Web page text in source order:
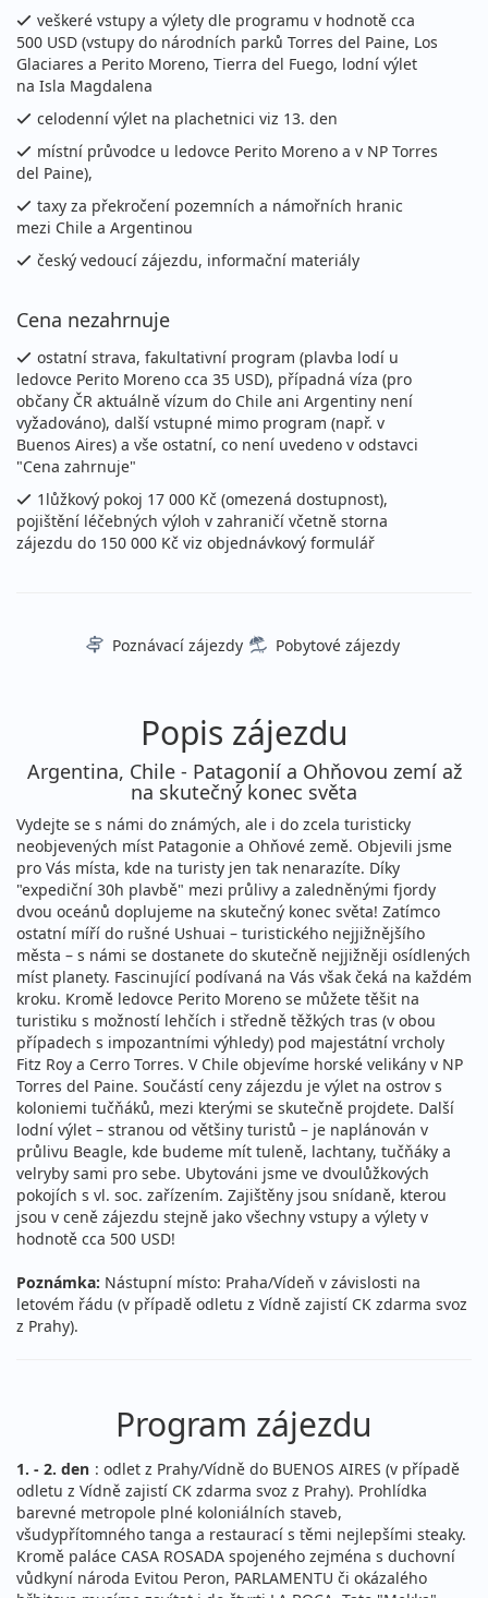
únor 2027
17.02. - 04.03.2027
středa - čtvrtek
letecky
152 000 Kč
veškeré vstupy a výlety dle programu v hodnotě cca
500 USD (vstupy do národních parků Torres del Paine, Los
Glaciares a Perito Moreno, Tierra del Fuego, lodní výlet
na Isla Magdalena
celodenní výlet na plachetnici viz 13. den
místní průvodce u ledovce Perito Moreno a v NP Torres
del Paine),
taxy za překročení pozemních a námořních hranic
mezi Chile a Argentinou
český vedoucí zájezdu, informační materiály
Cena nezahrnuje
ostatní strava, fakultativní program (plavba lodí u
ledovce Perito Moreno cca 35 USD), případná víza (pro
občany ČR aktuálně vízum do Chile ani Argentiny není
vyžadováno), další vstupné mimo program (např. v
Buenos Aires) a vše ostatní, co není uvedeno v odstavci
"Cena zahrnuje"
1lůžkový pokoj 17 000 Kč (omezená dostupnost),
pojištění léčebných výloh v zahraničí včetně storna
zájezdu do 150 000 Kč viz objednávkový formulář
Poznávací zájezdy Pobytové zájezdy
Popis zájezdu
Argentina, Chile - Patagonií a Ohňovou zemí až
na skutečný konec světa
Vydejte se s námi do známých, ale i do zcela turisticky
neobjevených míst Patagonie a Ohňové země. Objevili jsme
pro Vás místa, kde na turisty jen tak nenarazíte. Díky
"expediční 30h plavbě" mezi průlivy a zaledněnými fjordy
dvou oceánů doplujeme na skutečný konec světa! Zatímco
ostatní míří do rušné Ushuai – turistického nejjižnějšího
města – s námi se dostanete do skutečně nejjižněji osídlených
míst planety. Fascinující podívaná na Vás však čeká na každém
kroku. Kromě ledovce Perito Moreno se můžete těšit na
turistiku s možností lehčích i středně těžkých tras (v obou
případech s impozantními výhledy) pod majestátní vrcholy
Fitz Roy a Cerro Torres. V Chile objevíme horské velikány v NP
Torres del Paine. Součástí ceny zájezdu je výlet na ostrov s
koloniemi tučňáků, mezi kterými se skutečně projdete. Další
lodní výlet – stranou od většiny turistů – je naplánován v
průlivu Beagle, kde budeme mít tuleně, lachtany, tučňáky a
velryby sami pro sebe. Ubytováni jsme ve dvoulůžkových
pokojích s vl. soc. zařízením. Zajištěny jsou snídaně, kterou
jsou v ceně zájezdu stejně jako všechny vstupy a výlety v
hodnotě cca 500 USD!
Poznámka: Nástupní místo: Praha/Vídeň v závislosti na
letovém řádu (v případě odletu z Vídně zajistí CK zdarma svoz
z Prahy).
Program zájezdu
1. - 2. den : odlet z Prahy/Vídně do BUENOS AIRES (v případě
odletu z Vídně zajistí CK zdarma svoz z Prahy). Prohlídka
barevné metropole plné koloniálních staveb,
všudypřítomného tanga a restaurací s těmi nejlepšími steaky.
Kromě paláce CASA ROSADA spojeného zejména s duchovní
vůdkyní národa Evitou Peron, PARLAMENTU či okázalého